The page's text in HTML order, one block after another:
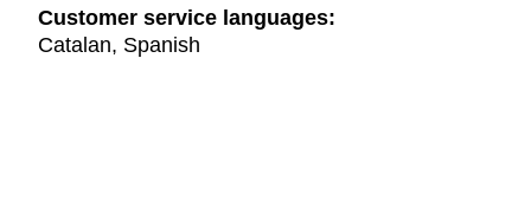
Customer service languages:
Catalan, Spanish